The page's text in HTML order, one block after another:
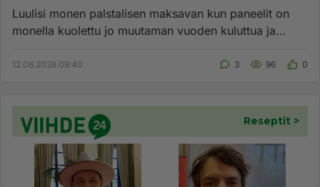
Luulisi monen palstalisen maksavan kun paneelit on
monella kuolettu jo muutaman vuoden kuluttua ja
12.06.2026 09:40 3 96 0